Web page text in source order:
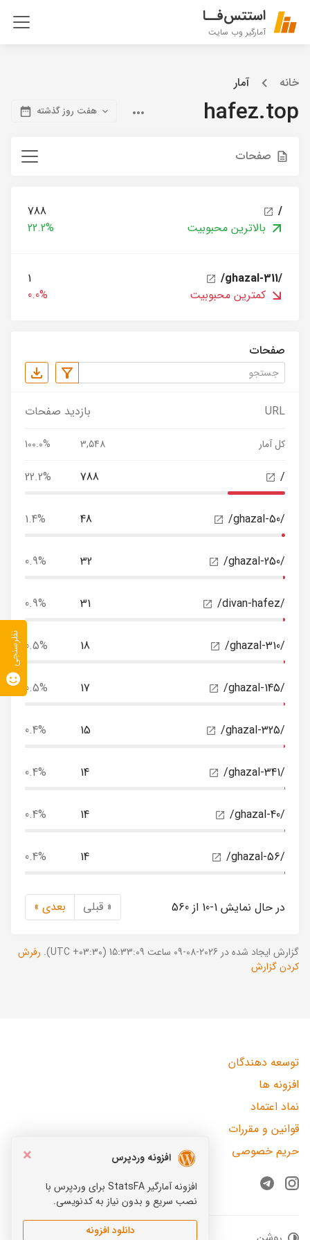
استتس‌فــا
آمارگیر وب سایت
خانه آمار
hafez.top هفت روز گذشته
صفحات
/
788
بالاترین محبوبیت
22.2%
/ghazal-311/
1
کمترین محبوبیت
0.0%
صفحات
URL بازدید صفحات
کل آمار 3,548
100.0%
/
788
22.2%
/ghazal-50/
48
1.4%
/ghazal-250/
32
0.9%
/divan-hafez/
31
0.9%
/ghazal-310/
18
0.5%
/ghazal-145/
17
0.5%
/ghazal-325/
15
0.4%
/ghazal-341/
14
0.4%
/ghazal-40/
14
0.4%
/ghazal-56/
14
0.4%
در حال نمایش 1-10 از 560 « قبلی بعدی »
گزارش ایجاد شده در 2026-08-09 ساعت 15:33:09 (UTC +03:30).
رفرش
کردن گزارش
×
افزونه وردپرس
افزونه آمارگیر StatsFA برای وردپرس با
نصب سریع و بدون نیاز به کدنویسی.
دانلود افزونه
توسعه دهندگان
افزونه ها
نماد اعتماد
قوانین و مقررات
حریم خصوصی
Instagram
Telegram
نظرسنجی